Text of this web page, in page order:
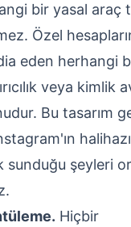
bir yasal araç
Özel
eden herhangi
veya kimlik
Bu tasarım
sunduğu şeyleri
Hiçbir